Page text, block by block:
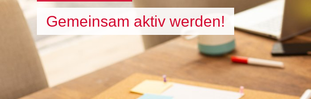
Gemeinsam aktiv werden!